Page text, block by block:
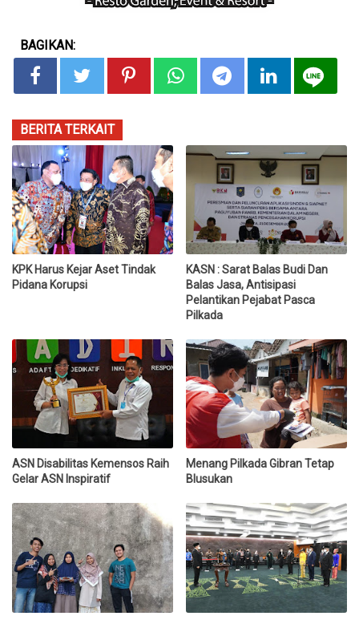
BAGIKAN:
BERITA TERKAIT
KPK Harus Kejar Aset Tindak
Pidana Korupsi
KASN : Sarat Balas Budi Dan
Balas Jasa, Antisipasi
Pelantikan Pejabat Pasca
Pilkada
ASN Disabilitas Kemensos Raih
Gelar ASN Inspiratif
Menang Pilkada Gibran Tetap
Blusukan